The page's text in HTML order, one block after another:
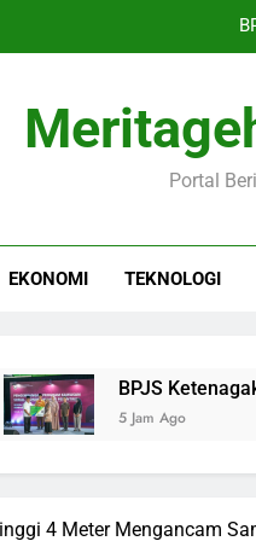
Portal
EKONOMI TEKNOLOGI
BPJS Ketenagakerjaan
5 Jam Ago
4 Meter Mengancam